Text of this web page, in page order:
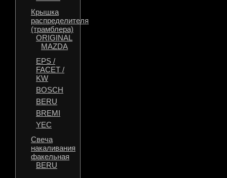
Крышка
распределителя
(трамблера)
ORIGINAL
MAZDA
EPS /
FACET /
KW
BOSCH
BERU
BREMI
YEC
Свеча
накаливания
факельная
BERU